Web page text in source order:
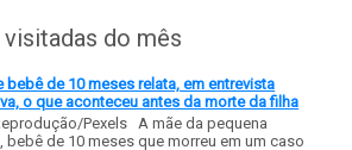
do mês
bebê de 10 meses relata, em entrevista
o que aconteceu antes da morte da filha
Pexels A mãe da pequena
bebê de 10 meses que morreu em um caso